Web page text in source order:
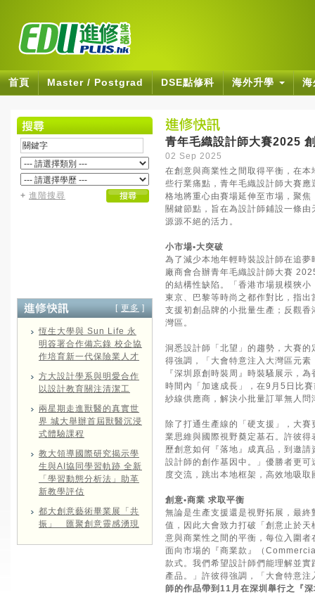
首頁 Master / Postgrad DSE點修科 海外升學
+ 進階搜尋
[ 更多 ]
恆生大學與 Sun Life 永
明簽署合作備忘錄 校企協
作培育新一代保險業人才
方大設計學系與明愛合作
以設計教育關注清潔工
兩星期走進獸醫的真實世
界 城大舉辦首屆獸醫沉浸
式體驗課程
教大領導國際研究揭示學
生與AI協同學習軌跡 全新
「學習動態分析法」助革
新教學評估
都大創意藝術畢業展「共
振」 匯聚創意靈感湧現
青年毛織設計師大賽2025
02 Sep 2025
在創意與商業性之間取得平衡，在
些行業痛點，青年毛織設計師大賽
格地將重心由賽場延伸至市場，聚
關鍵節點，旨在為設計師鋪設一條
源源不絕的活力。
小市場•大突破
為了減少本地年輕時裝設計師在追
廠商會合辦青年毛織設計師大賽
的結構性缺陷。「香港市場規模狹
東京、巴黎等時尚之都作對比，指
支援初創品牌的小批量生產；反觀
灣區。
洞悉設計師「北望」的趨勢，大賽
得強調，「大會特意注入大灣區元
『深圳原創時裝周』時裝騷展示，
時間內「加速成長」，在9月5日比
紗線供應商，解決小批量訂單無人問
除了打通生產線的「硬支援」，大
業思維與國際視野奠定基石。許彼
歷創意如何『落地』成真品，到邀
設計師的創作基因中。」優勝者更
度交流，跳出本地框架，高效地吸
創意•商業 求取平衡
無論是生產支援還是視野拓展，最
值，因此大會致力打破「創意止於
意與商業性之間的平衡，每位入圍
面向市場的『商業款』（
款式。我們希望設計師們能理解並
產品。」許彼得強調，「大會特意
師的作品帶到11月在深圳舉行之『